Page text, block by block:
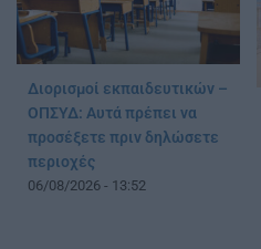
Διορισμοί εκπαιδευτικών –
ΟΠΣΥΔ: Αυτά πρέπει να
προσέξετε πριν δηλώσετε
περιοχές
06/08/2026 - 13:52